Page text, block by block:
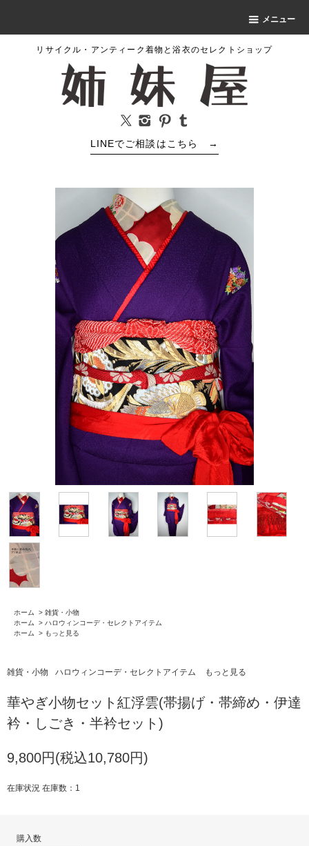
メニュー
リサイクル・アンティーク着物と浴衣のセレクトショップ
LINEでご相談はこちら →
ホーム > 雑貨・小物
ホーム
> ハロウィンコーデ・セレクトアイテム
ホーム
> もっと見る
雑貨・小物 ハロウィンコーデ・セレクトアイテム もっと見る
華やぎ小物セット紅浮雲(帯揚げ・帯締め・伊達
衿・しごき・半衿セット)
9,800円(税込10,780円)
在庫状況 在庫数：1
購入数